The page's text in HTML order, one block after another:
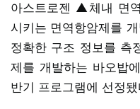
아스트로젠 ▲체내 면
시키는 면역항암제를
정확한 구조 정보를 측
제를 개발하는 바오밥
반기 프로그램에 선정됐